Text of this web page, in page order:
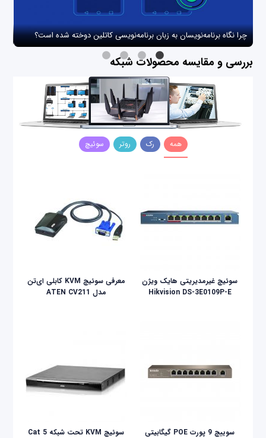
چرا نگاه برنامه‌نویسان به زبان برنامه‌نویسی کاتلین دوخته شده است؟
بررسی و مقایسه محصولات شبکه
همه رک روتر سوئیچ
سوئیچ غیرمدیریتی هایک ویژن
Hikvision DS-3E0109P-E
معرفی سوئیچ KVM کابلی ای‌تن
مدل ATEN CV211
سوییچ 9 پورت POE گیگابیتی
سوئیچ KVM تحت شبکه Cat 5